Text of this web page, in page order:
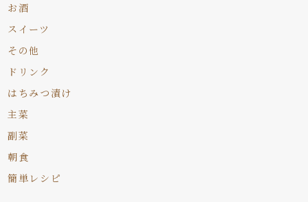
お酒
スイーツ
その他
ドリンク
はちみつ漬け
主菜
副菜
朝食
簡単レシピ